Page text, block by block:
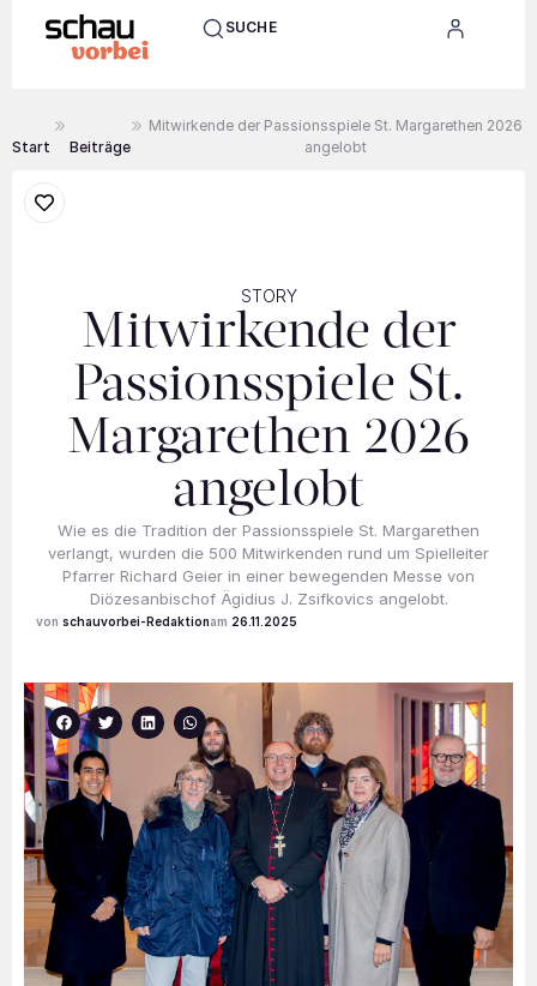
SUCHE
Start Beiträge
Mitwirkende der Passionsspiele St. Margarethen 2026
angelobt
STORY
Mitwirkende der
Passionsspiele St.
Margarethen 2026
angelobt
Wie es die Tradition der Passionsspiele St. Margarethen
verlangt, wurden die 500 Mitwirkenden rund um Spielleiter
Pfarrer Richard Geier in einer bewegenden Messe von
Diözesanbischof Ägidius J. Zsifkovics angelobt.
schauvorbei-Redaktion 26.11.2025